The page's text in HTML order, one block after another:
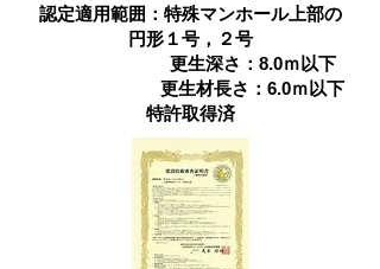
認定適用範囲：特殊マンホール上部の
円形１号，２号
更生深さ：8.0ｍ以下
更生材長さ：6.0ｍ以下
特許取得済